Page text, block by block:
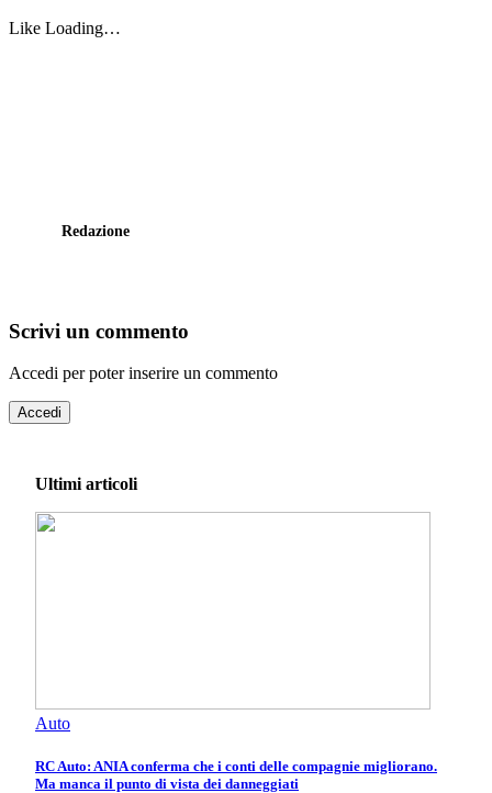
Like Loading…
Redazione
Scrivi un commento
Accedi per poter inserire un commento
Accedi
Ultimi articoli
Auto
RC Auto: ANIA conferma che i conti delle compagnie migliorano.
Ma manca il punto di vista dei danneggiati